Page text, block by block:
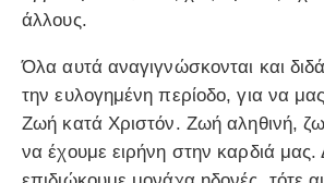
άλλους.
Όλα αυτά αναγιγνώσκονται και
την ευλογημένη περίοδο, για να
Ζωή κατά Χριστόν. Ζωή αληθινή,
να έχουμε ειρήνη στην καρδιά μας.